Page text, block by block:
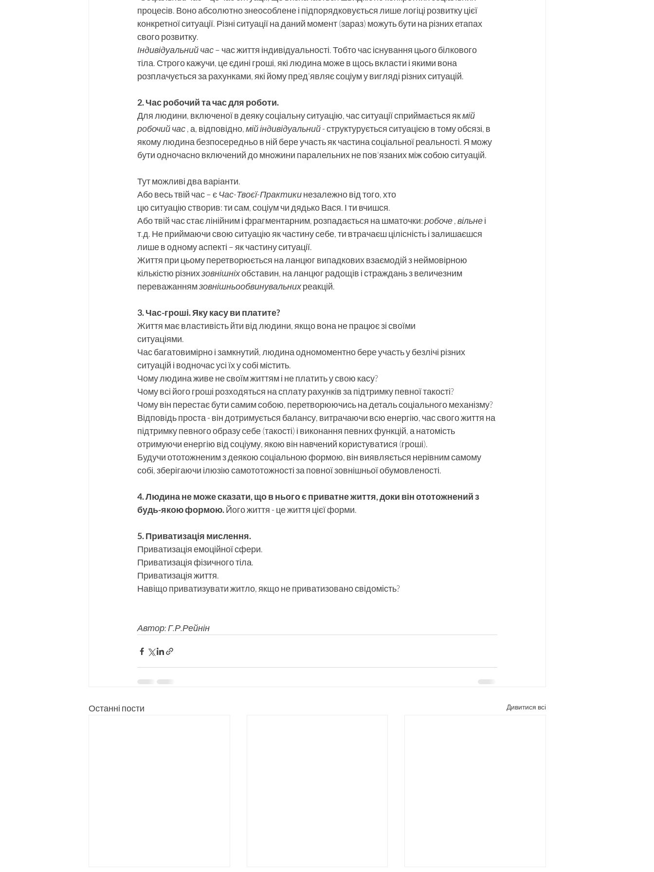
процесів. Воно абсолютно знеособлене і підпорядковується лише логіці розвитку цієї
конкретної ситуації. Різні ситуації на даний момент (зараз) можуть бути на різних етапах
свого розвитку.
Індивідуальний час – час життя індивідуальності. Тобто час існування цього білкового
тіла. Строго кажучи, це єдині гроші, які людина може в щось вкласти і якими вона
розплачується за рахунками, які йому пред'являє соціум у вигляді різних ситуацій.
2. Час робочий та час для роботи.
Для людини, включеної в деяку соціальну ситуацію, час ситуації сприймається як мій
робочий час , а, відповідно, мій індивідуальний - структурується ситуацією в тому обсязі, в
якому людина безпосередньо в ній бере участь як частина соціальної реальності. Я можу
бути одночасно включений до множини паралельних не пов'язаних між собою ситуацій.
Тут можливі два варіанти.
Або весь твій час – є Час-Твоєї-Практики незалежно від того, хто
цю ситуацію створив: ти сам, соціум чи дядько Вася. І ти вчишся.
Або твій час стає лінійним і фрагментарним, розпадається на шматочки: робоче , вільне і
т.д. Не приймаючи свою ситуацію як частину себе, ти втрачаєш цілісність і залишаєшся
лише в одному аспекті – як частину ситуації.
Життя при цьому перетворюється на ланцюг випадкових взаємодій з неймовірною
кількістю різних зовнішніх обставин, на ланцюг радощів і страждань з величезним
переважанням зовнішньообвинувальних реакцій.
3. Час-гроші. Яку касу ви платите?
Життя має властивість йти від людини, якщо вона не працює зі своїми
ситуаціями.
Час багатовимірно і замкнутий, людина одномоментно бере участь у безлічі різних
ситуацій і водночас усі їх у собі містить.
Чому людина живе не своїм життям і не платить у свою касу?
Чому всі його гроші розходяться на сплату рахунків за підтримку певної такості?
Чому він перестає бути самим собою, перетворюючись на деталь соціального механізму?
Відповідь проста - він дотримується балансу, витрачаючи всю енергію, час свого життя на
підтримку певного образу себе (такості) і виконання певних функцій, а натомість
отримуючи енергію від соціуму, якою він навчений користуватися (гроші).
Будучи ототожненим з деякою соціальною формою, він виявляється нерівним самому
собі, зберігаючи ілюзію самототожності за повної зовнішньої обумовленості.
4. Людина не може сказати, що в нього є приватне життя, доки він ототожнений з
будь-якою формою. Його життя - це життя цієї форми.
5. Приватизація мислення.
Приватизація емоційної сфери.
Приватизація фізичного тіла.
Приватизація життя.
Навіщо приватизувати житло, якщо не приватизовано свідомість?
Автор: Г.Р.Рейнін
Останні пости Дивитися всі